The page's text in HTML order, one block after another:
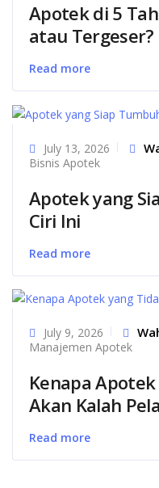
Apotek di 5
atau Tergeser?
Read more
July 13, 2026
Bisnis Apotek
Apotek yang
Ciri Ini
Read more
July 9, 2026
Manajemen Apotek
Kenapa
Akan Kalah
Read more